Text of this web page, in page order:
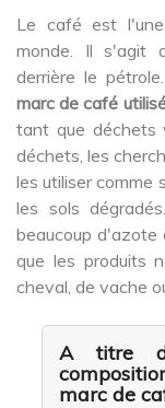
Le café est
monde. Il s'agit
derrière le
marc de café
tant que déchets
déchets, les
les utiliser comme
les sols
beaucoup d'azote
que les produits
cheval, de vache
A titre
marc de